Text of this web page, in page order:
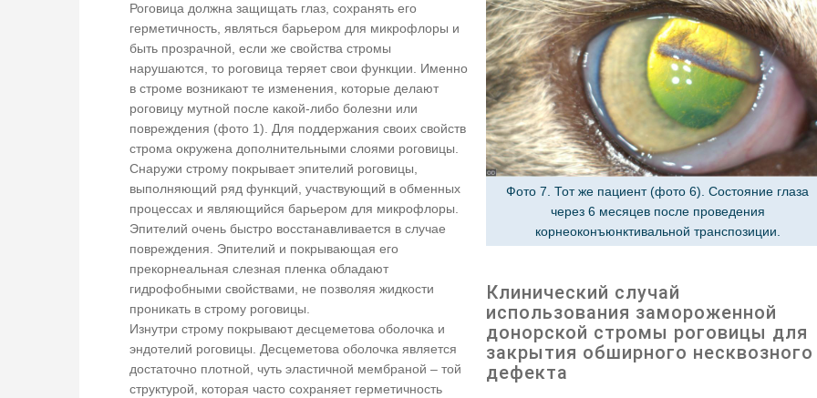
Роговица должна защищать глаз, сохранять его
герметичность, являться барьером для микрофлоры и
быть прозрачной, если же свойства стромы
нарушаются, то роговица теряет свои функции. Именно
в строме возникают те изменения, которые делают
роговицу мутной после какой-либо болезни или
повреждения (фото 1). Для поддержания своих свойств
строма окружена дополнительными слоями роговицы.
Снаружи строму покрывает эпителий роговицы,
выполняющий ряд функций, участвующий в обменных
процессах и являющийся барьером для микрофлоры.
Эпителий очень быстро восстанавливается в случае
повреждения. Эпителий и покрывающая его
прекорнеальная слезная пленка обладают
гидрофобными свойствами, не позволяя жидкости
проникать в строму роговицы.
Изнутри строму покрывают десцеметова оболочка и
эндотелий роговицы. Десцеметова оболочка является
достаточно плотной, чуть эластичной мембраной – той
структурой, которая часто сохраняет герметичность
Фото 7. Тот же пациент (фото 6). Состояние глаза
через 6 месяцев после проведения
корнеоконъюнктивальной транспозиции.
Клинический случай
использования замороженной
донорской стромы роговицы для
закрытия обширного несквозного
дефекта